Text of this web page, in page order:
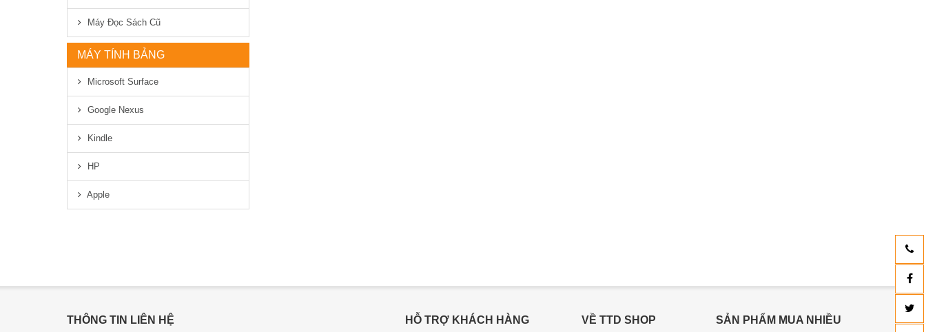
Máy Đọc Sách Cũ
MÁY TÍNH BẢNG
Microsoft Surface
Google Nexus
Kindle
HP
Apple
THÔNG TIN LIÊN HỆ HỖ TRỢ KHÁCH HÀNG VỀ TTD SHOP SẢN PHẨM MUA NHIỀU